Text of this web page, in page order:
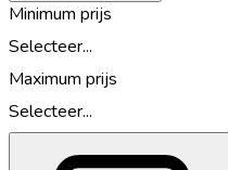
Minimum prijs
Selecteer...
Maximum prijs
Selecteer...